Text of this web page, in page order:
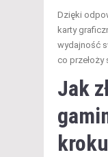
Dzięki
karty
wydajność
co przełoży
Jak